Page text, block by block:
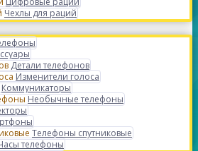
Чехлы для раций
Детали телефонов
Изменители голоса
Коммуникаторы
Необычные телефоны
Телефоны спутниковые
телефоны